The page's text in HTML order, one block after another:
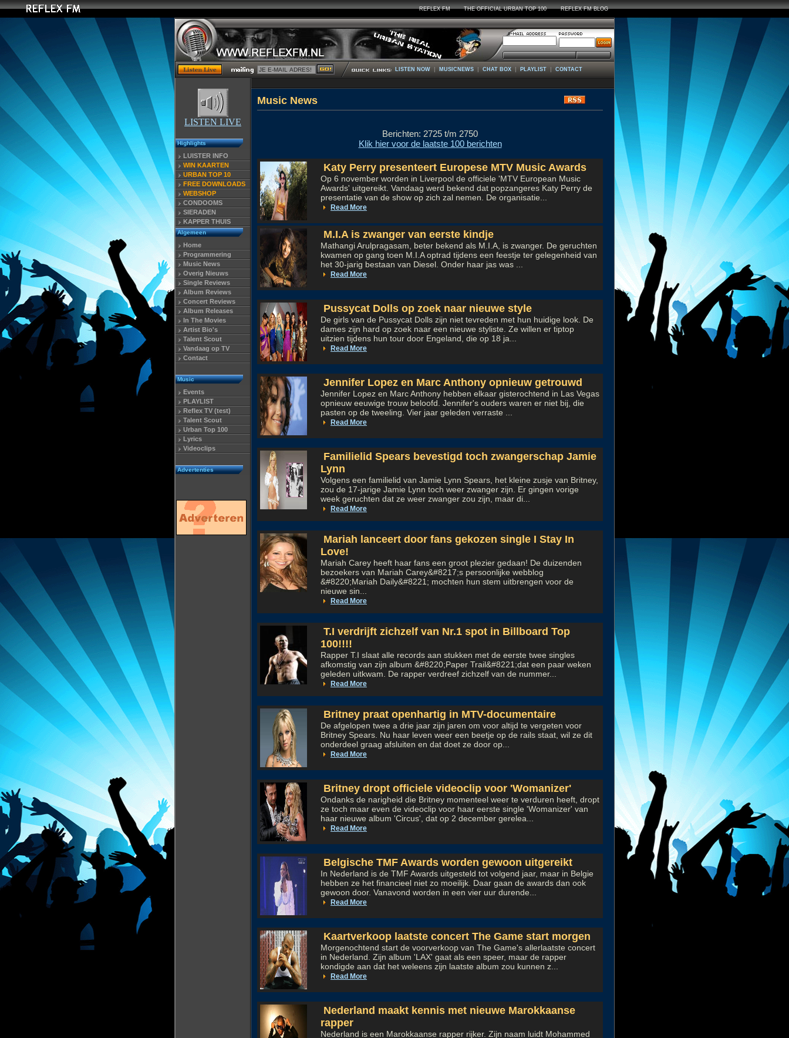
REFLEX FM THE OFFICIAL URBAN TOP 100 REFLEX FM BLOG
LISTEN NOW | MUSICNEWS | CHAT BOX | PLAYLIST | CONTACT
LISTEN LIVE
Highlights
LUISTER INFO
WIN KAARTEN
URBAN TOP 10
FREE DOWNLOADS
WEBSHOP
CONDOOMS
SIERADEN
KAPPER THUIS
Algemeen
Home
Programmering
Music News
Overig Nieuws
Single Reviews
Album Reviews
Concert Reviews
Album Releases
In The Movies
Artist Bio's
Talent Scout
Vandaag op TV
Contact
Music
Events
PLAYLIST
Reflex TV (test)
Talent Scout
Urban Top 100
Lyrics
Videoclips
Advertenties
Music News
Berichten: 2725 t/m 2750
Klik hier voor de laatste 100 berichten
Katy Perry presenteert Europese MTV Music Awards
Op 6 november worden in Liverpool de officiele 'MTV European Music
Awards' uitgereikt. Vandaag werd bekend dat popzangeres Katy Perry de
presentatie van de show op zich zal nemen. De organisatie...
Read More
M.I.A is zwanger van eerste kindje
Mathangi Arulpragasam, beter bekend als M.I.A, is zwanger. De geruchten
kwamen op gang toen M.I.A optrad tijdens een feestje ter gelegenheid van
het 30-jarig bestaan van Diesel. Onder haar jas was ...
Read More
Pussycat Dolls op zoek naar nieuwe style
De girls van de Pussycat Dolls zijn niet tevreden met hun huidige look. De
dames zijn hard op zoek naar een nieuwe styliste. Ze willen er tiptop
uitzien tijdens hun tour door Engeland, die op 18 ja...
Read More
Jennifer Lopez en Marc Anthony opnieuw getrouwd
Jennifer Lopez en Marc Anthony hebben elkaar gisterochtend in Las Vegas
opnieuw eeuwige trouw beloofd. Jennifer's ouders waren er niet bij, die
pasten op de tweeling. Vier jaar geleden verraste ...
Read More
Familielid Spears bevestigd toch zwangerschap Jamie
Lynn
Volgens een familielid van Jamie Lynn Spears, het kleine zusje van Britney,
zou de 17-jarige Jamie Lynn toch weer zwanger zijn. Er gingen vorige
week geruchten dat ze weer zwanger zou zijn, maar di...
Read More
Mariah lanceert door fans gekozen single I Stay In
Love!
Mariah Carey heeft haar fans een groot plezier gedaan! De duizenden
bezoekers van Mariah Carey&#8217;s persoonlijke webblog
&#8220;Mariah Daily&#8221; mochten hun stem uitbrengen voor de
nieuwe sin...
Read More
T.I verdrijft zichzelf van Nr.1 spot in Billboard Top
100!!!!
Rapper T.I slaat alle records aan stukken met de eerste twee singles
afkomstig van zijn album &#8220;Paper Trail&#8221;dat een paar weken
geleden uitkwam. De rapper verdreef zichzelf van de nummer...
Read More
Britney praat openhartig in MTV-documentaire
De afgelopen twee a drie jaar zijn jaren om voor altijd te vergeten voor
Britney Spears. Nu haar leven weer een beetje op de rails staat, wil ze dit
onderdeel graag afsluiten en dat doet ze door op...
Read More
Britney dropt officiele videoclip voor 'Womanizer'
Ondanks de narigheid die Britney momenteel weer te verduren heeft, dropt
ze toch maar even de videoclip voor haar eerste single 'Womanizer' van
haar nieuwe album 'Circus', dat op 2 december gerelea...
Read More
Belgische TMF Awards worden gewoon uitgereikt
In Nederland is de TMF Awards uitgesteld tot volgend jaar, maar in Belgie
hebben ze het financieel niet zo moeilijk. Daar gaan de awards dan ook
gewoon door. Vanavond worden in een vier uur durende...
Read More
Kaartverkoop laatste concert The Game start morgen
Morgenochtend start de voorverkoop van The Game's allerlaatste concert
in Nederland. Zijn album 'LAX' gaat als een speer, maar de rapper
kondigde aan dat het weleens zijn laatste album zou kunnen z...
Read More
Nederland maakt kennis met nieuwe Marokkaanse
rapper
Nederland is een Marokkaanse rapper rijker. Zijn naam luidt Mohammed